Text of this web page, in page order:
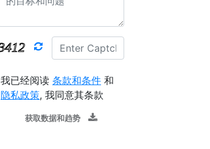
我已经阅读 条款和条件 和
隐私政策, 我同意其条款
获取数据和趋势